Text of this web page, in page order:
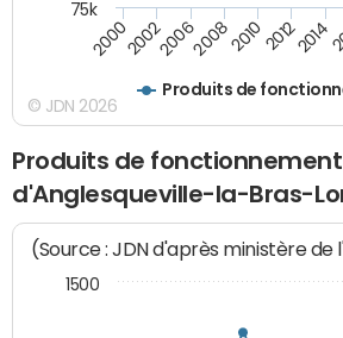
Produits de
2000200220062008201020122014
75k
© JDN 2026
Produits de
d'Anglesqueville-la-Bras-
(Source : JDN d'après ministère de
1500